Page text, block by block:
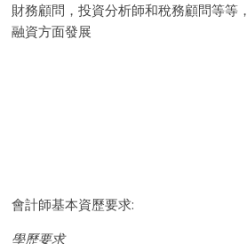
財務顧問，投資分析師和稅務顧問等等
融資方面發展
會計師基本資歷要求:
學歷要求